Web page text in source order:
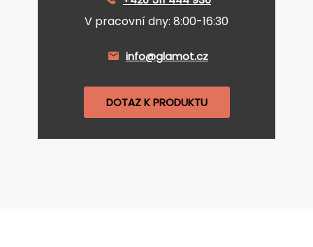
V pracovní dny: 8:00-16:30
info@glamot.cz
DOTAZ K PRODUKTU